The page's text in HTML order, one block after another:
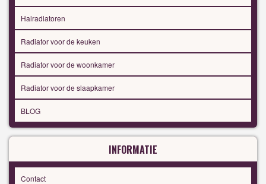
Halradiatoren
Radiator voor de keuken
Radiator voor de woonkamer
Radiator voor de slaapkamer
BLOG
INFORMATIE
Contact